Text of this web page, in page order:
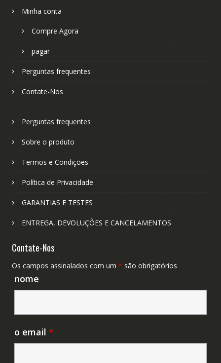
Minha conta
Compre Agora
pagar
Perguntas frequentes
Contate-Nos
Perguntas frequentes
Sobre o produto
Termos e Condições
Política de Privacidade
GARANTIAS E TESTES
ENTREGA, DEVOLUÇÕES E CANCELAMENTOS
Contate-Nos
Os campos assinalados com um * são obrigatórios
nome
o email *